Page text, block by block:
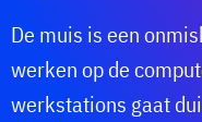
De muis is een
werken op de
werkstations gaat